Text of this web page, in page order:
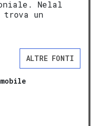
Nelal
un
ALTRE FONTI